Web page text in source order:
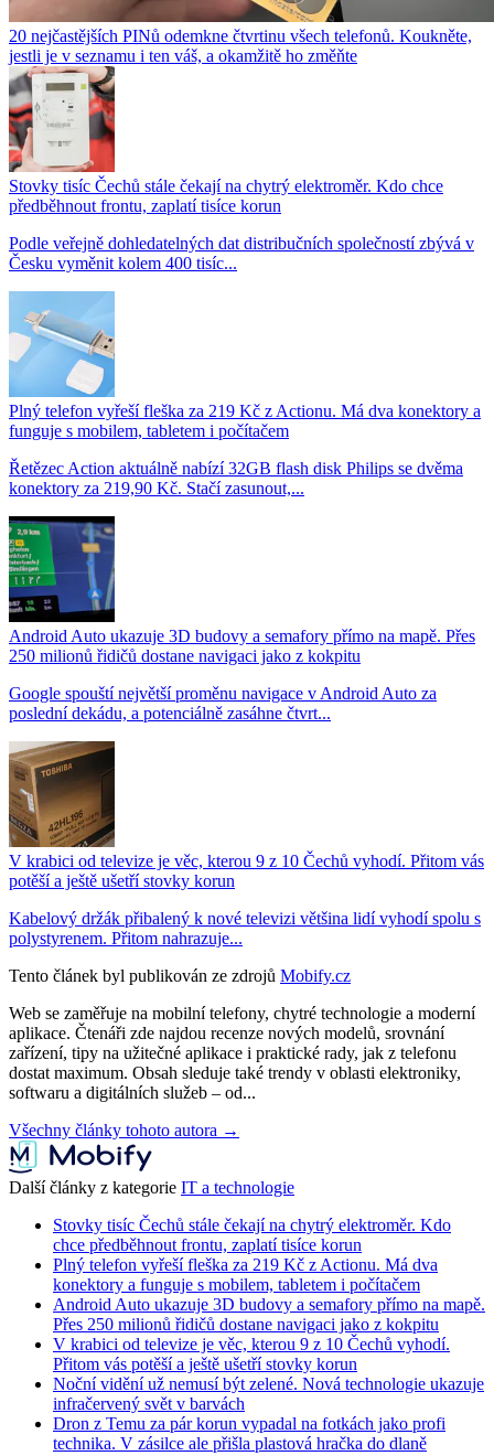
20 nejčastějších PINů odemkne čtvrtinu všech telefonů. Koukněte,
jestli je v seznamu i ten váš, a okamžitě ho změňte
Stovky tisíc Čechů stále čekají na chytrý elektroměr. Kdo chce
předběhnout frontu, zaplatí tisíce korun
Podle veřejně dohledatelných dat distribučních společností zbývá v
Česku vyměnit kolem 400 tisíc...
Plný telefon vyřeší fleška za 219 Kč z Actionu. Má dva konektory a
funguje s mobilem, tabletem i počítačem
Řetězec Action aktuálně nabízí 32GB flash disk Philips se dvěma
konektory za 219,90 Kč. Stačí zasunout,...
Android Auto ukazuje 3D budovy a semafory přímo na mapě. Přes
250 milionů řidičů dostane navigaci jako z kokpitu
Google spouští největší proměnu navigace v Android Auto za
poslední dekádu, a potenciálně zasáhne čtvrt...
V krabici od televize je věc, kterou 9 z 10 Čechů vyhodí. Přitom vás
potěší a ještě ušetří stovky korun
Kabelový držák přibalený k nové televizi většina lidí vyhodí spolu s
polystyrenem. Přitom nahrazuje...
Tento článek byl publikován ze zdrojů Mobify.cz
Web se zaměřuje na mobilní telefony, chytré technologie a moderní
aplikace. Čtenáři zde najdou recenze nových modelů, srovnání
zařízení, tipy na užitečné aplikace i praktické rady, jak z telefonu
dostat maximum. Obsah sleduje také trendy v oblasti elektroniky,
softwaru a digitálních služeb – od...
Všechny články tohoto autora →
Další články z kategorie IT a technologie
Stovky tisíc Čechů stále čekají na chytrý elektroměr. Kdo
chce předběhnout frontu, zaplatí tisíce korun
Plný telefon vyřeší fleška za 219 Kč z Actionu. Má dva
konektory a funguje s mobilem, tabletem i počítačem
Android Auto ukazuje 3D budovy a semafory přímo na mapě.
Přes 250 milionů řidičů dostane navigaci jako z kokpitu
V krabici od televize je věc, kterou 9 z 10 Čechů vyhodí.
Přitom vás potěší a ještě ušetří stovky korun
Noční vidění už nemusí být zelené. Nová technologie ukazuje
infračervený svět v barvách
Dron z Temu za pár korun vypadal na fotkách jako profi
technika. V zásilce ale přišla plastová hračka do dlaně